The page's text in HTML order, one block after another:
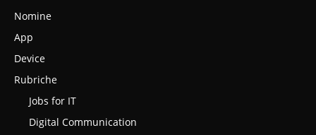
Nomine
App
Device
Rubriche
Jobs for IT
Digital Communication